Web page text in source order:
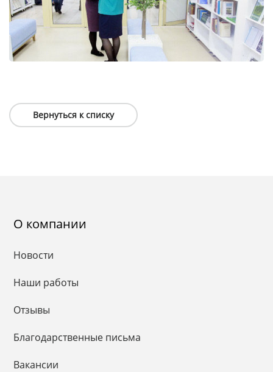
Вернуться к списку
О компании
Новости
Наши работы
Отзывы
Благодарственные письма
Вакансии